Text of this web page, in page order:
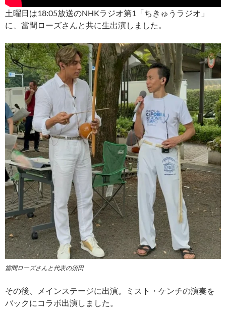
土曜日は18:05放送のNHKラジオ第1「ちきゅうラジオ」
に、當間ローズさんと共に生出演しました。
當間ローズさんと代表の須田
その後、メインステージに出演。ミスト・ケンチの演奏を
バックにコラボ出演しました。